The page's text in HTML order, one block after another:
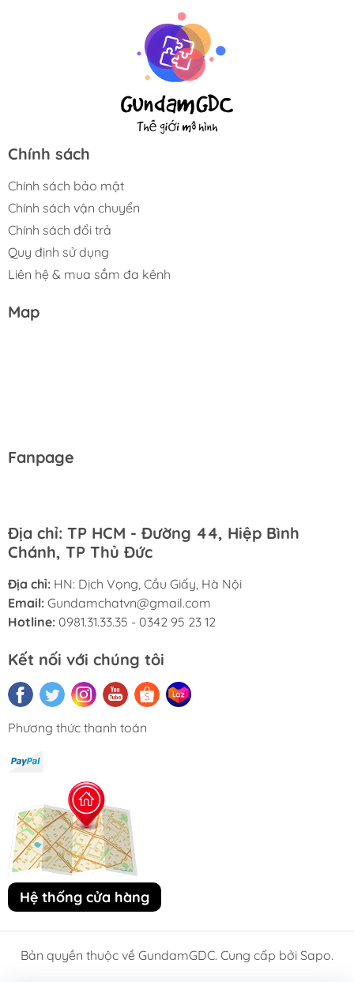
Chính sách
Chính sách bảo mật
Chính sách vận chuyển
Chính sách đổi trả
Quy định sử dụng
Liên hệ & mua sắm đa kênh
Map
Fanpage
Địa chỉ: TP HCM - Đường 44, Hiệp Bình
Chánh, TP Thủ Đức
Địa chỉ: HN: Dịch Vọng, Cầu Giấy, Hà Nội
Email: Gundamchatvn@gmail.com
Hotline: 0981.31.33.35 - 0342 95 23 12
Kết nối với chúng tôi
Phương thức thanh toán
Hệ thống cửa hàng
Bản quyền thuộc về GundamGDC. Cung cấp bởi Sapo.